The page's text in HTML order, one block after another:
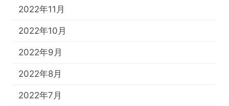
2022年11月
2022年10月
2022年9月
2022年8月
2022年7月